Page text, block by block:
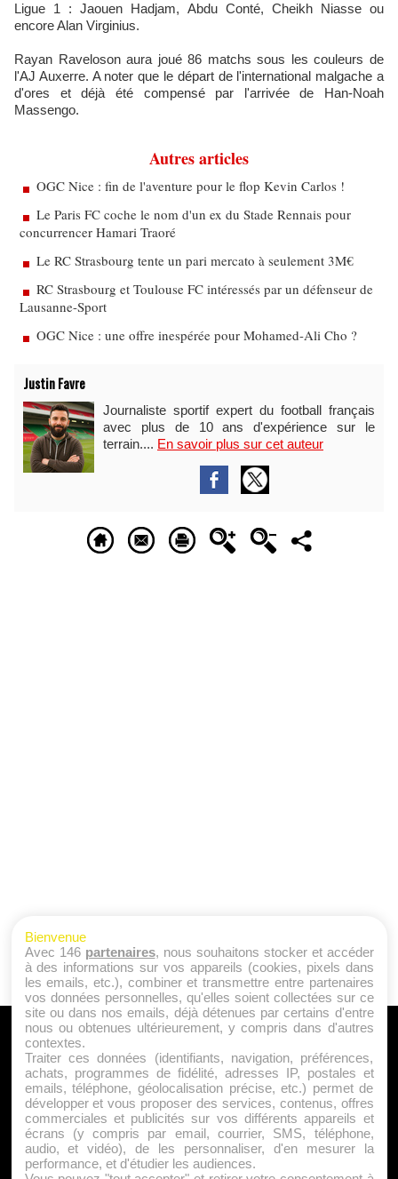
Ligue 1 : Jaouen Hadjam, Abdu Conté, Cheikh Niasse ou
encore Alan Virginius.
Rayan Raveloson aura joué 86 matchs sous les couleurs de
l'AJ Auxerre. A noter que le départ de l'international malgache a
d'ores et déjà été compensé par l'arrivée de Han-Noah
Massengo.
Autres articles
OGC Nice : fin de l'aventure pour le flop Kevin Carlos !
Le Paris FC coche le nom d'un ex du Stade Rennais pour
concurrencer Hamari Traoré
Le RC Strasbourg tente un pari mercato à seulement 3M€
RC Strasbourg et Toulouse FC intéressés par un défenseur de
Lausanne-Sport
OGC Nice : une offre inespérée pour Mohamed-Ali Cho ?
Justin Favre
Journaliste sportif expert du football français
avec plus de 10 ans d'expérience sur le
terrain.... En savoir plus sur cet auteur
A PROPOS
Qui sommes nous ?
Mentions Légales
Publicité
Politique de Cookies
Contact
Bienvenue
Avec 146 partenaires, nous souhaitons stocker et accéder
à des informations sur vos appareils (cookies, pixels dans
les emails, etc.), combiner et transmettre entre partenaires
vos données personnelles, qu'elles soient collectées sur ce
site ou dans nos emails, déjà détenues par certains d'entre
nous ou obtenues ultérieurement, y compris dans d'autres
contextes.
Traiter ces données (identifiants, navigation, préférences,
achats, programmes de fidélité, adresses IP, postales et
emails, téléphone, géolocalisation précise, etc.) permet de
développer et vous proposer des services, contenus, offres
commerciales et publicités sur vos différents appareils et
écrans (y compris par email, courrier, SMS, téléphone,
audio, et vidéo), de les personnaliser, d'en mesurer la
performance, et d'étudier les audiences.